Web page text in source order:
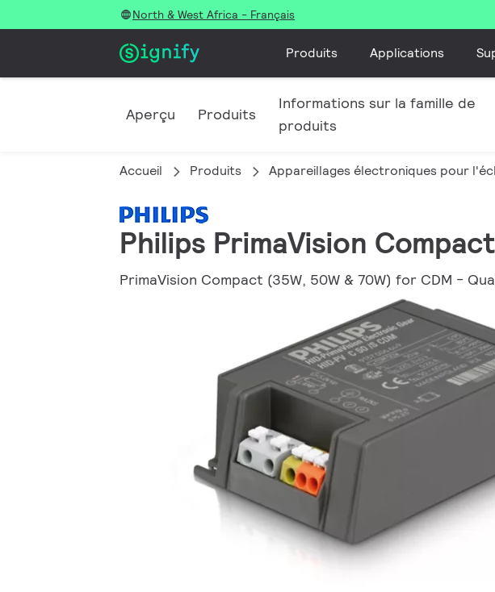
North & West Africa - Français
Produits Applications
Aperçu Produits
Informations sur la famille de
produits
Accueil Produits Appareillages électroniques pour
Philips PrimaVision
PrimaVision Compact (35W, 50W & 70W) for CDM -